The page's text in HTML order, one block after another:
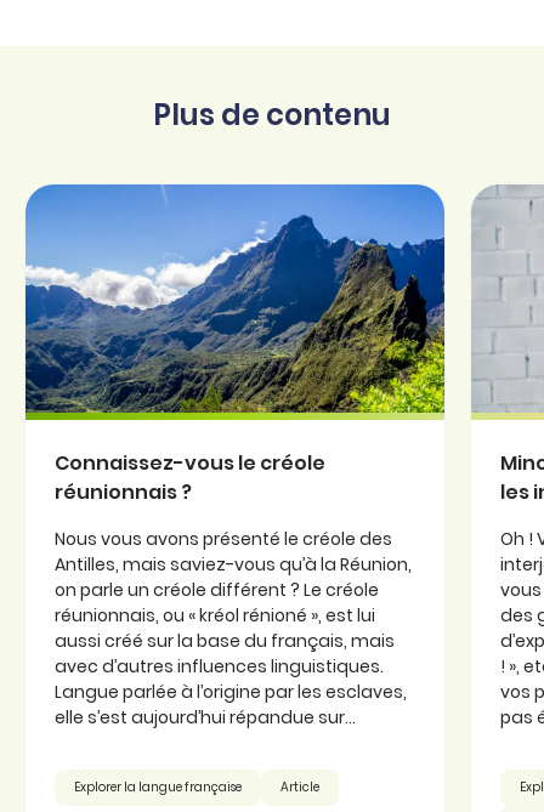
Plus de contenu
Connaissez-vous le créole
réunionnais ?
Nous vous avons présenté le créole des
Antilles, mais saviez-vous qu’à la Réunion,
on parle un créole différent ? Le créole
réunionnais, ou « kréol rénioné », est lui
aussi créé sur la base du français, mais
avec d’autres influences linguistiques.
Langue parlée à l’origine par les esclaves,
elle s’est aujourd’hui répandue sur...
Explorer la langue française Article
les
Oh !
des
! »,
vos
pas